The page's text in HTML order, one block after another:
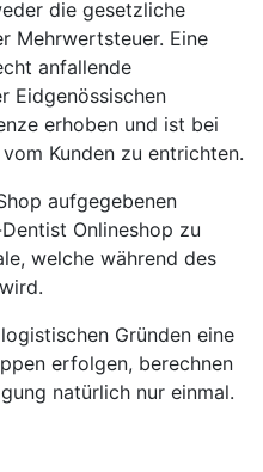
die gesetzliche
Mehrwertsteuer. Eine
anfallende
Eidgenössischen
erhoben und ist bei
Kunden zu entrichten.
aufgegebenen
Onlineshop zu
welche während des
Gründen eine
erfolgen, berechnen
natürlich nur einmal.